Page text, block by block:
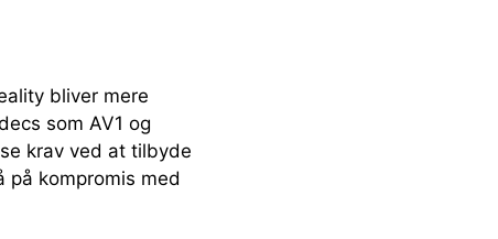
bliver mere
som AV1 og
krav ved at tilbyde
på kompromis med